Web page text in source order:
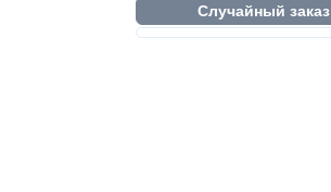
Случайный заказ